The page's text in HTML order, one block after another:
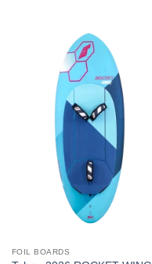
FOIL BOARDS